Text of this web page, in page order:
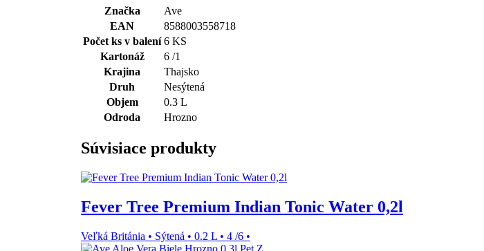
Značka
Ave
EAN
8588003558718
Počet ks v balení 6 KS
Kartonáž
6 /1
Krajina
Thajsko
Druh
Nesýtená
Objem
0.3 L
Odroda
Hrozno
Súvisiace produkty
Fever Tree Premium Indian Tonic Water 0,2l
Veľká Británia • Sýtená • 0.2 L • 4 /6 •